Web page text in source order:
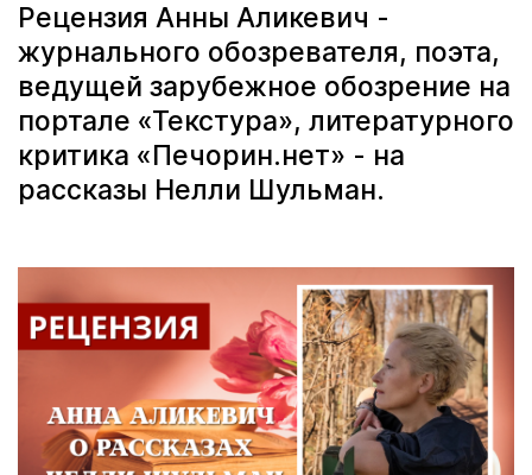
Рецензия Анны Аликевич -
журнального обозревателя, поэта,
ведущей зарубежное обозрение на
портале «Текстура», литературного
критика «Печорин.нет» - на
рассказы Нелли Шульман.